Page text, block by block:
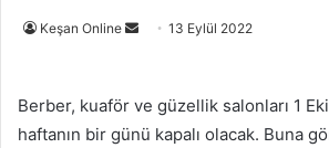
Keşan Online
Bir
göndermek
13 Eylül 2022
Berber, kuaför ve güzellik salonları 1
haftanın bir günü kapalı olacak. Buna